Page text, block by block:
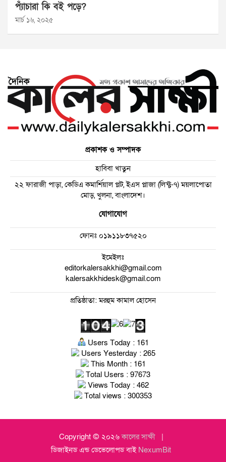
প্যাঁচারা কি বই পড়ে?
মার্চ ১৬, ২০২৫
প্রকাশক ও সম্পাদক
হাবিবা খাতুন
২২ ফারাজী পাড়া, কেডিএ কমার্শিয়াল প্লট, ইএস প্লাজা (লিফ্ট-৭) ময়লাপোতা
মোড়, খুলনা, বাংলাদেশ।
যোগাযোগ
ফোনঃ০১৯১১৮৩৭৫২০
ইমেইলঃ
editorkalersakkhi@gmail.com
kalersakkhidesk@gmail.com
প্রতিষ্ঠাতা: মরহুম কামাল হোসেন
Users Today : 161
Users Yesterday : 265
This Month : 161
Total Users : 97673
Views Today : 462
Total views : 300353
Copyright © ২০২৬কালের সাক্ষী
ডিজাইনড এন্ড ডেভেলোপড বাই NexumBit